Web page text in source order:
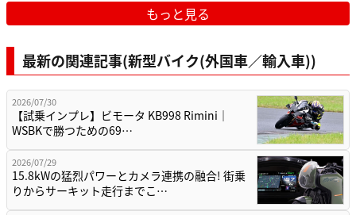
もっと見る
最新の関連記事(新型バイク(外国車／輸入車))
2026/07/30
【試乗インプレ】ビモータ KB998 Rimini｜
WSBKで勝つための69…
2026/07/29
15.8kWの猛烈パワーとカメラ連携の融合! 街乗
りからサーキット走行までこ…